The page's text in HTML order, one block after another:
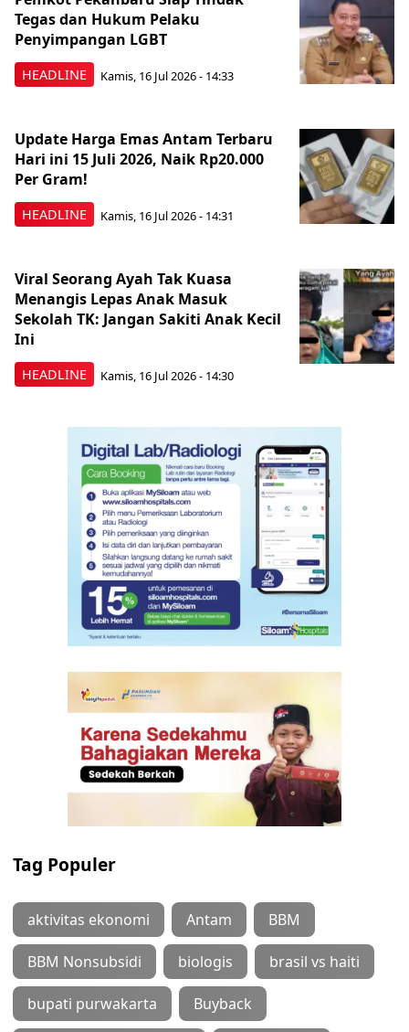
HEADLINE
Tegas dan Hukum Pelaku
Penyimpangan LGBT
Kamis, 16 Jul 2026 - 14:33
HEADLINE
Update Harga Emas Antam Terbaru
Hari ini 15 Juli 2026, Naik Rp20.000
Per Gram!
Kamis, 16 Jul 2026 - 14:31
HEADLINE
Viral Seorang Ayah Tak Kuasa
Menangis Lepas Anak Masuk
Sekolah TK: Jangan Sakiti Anak Kecil
Ini
Kamis, 16 Jul 2026 - 14:30
Tag Populer
aktivitas ekonomi Antam BBM
BBM Nonsubsidi biologis brasil vs haiti
bupati purwakarta Buyback